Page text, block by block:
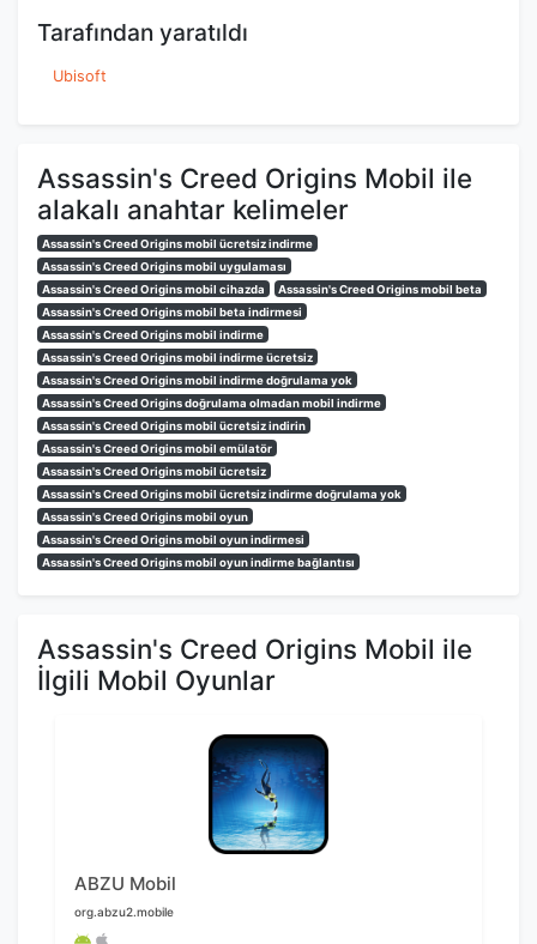
Tarafından yaratıldı
Ubisoft
Assassin's Creed Origins Mobil ile
alakalı anahtar kelimeler
Assassin's Creed Origins mobil ücretsiz indirme
Assassin's Creed Origins mobil uygulaması
Assassin's Creed Origins mobil cihazda
Assassin's Creed Origins mobil beta
Assassin's Creed Origins mobil beta indirmesi
Assassin's Creed Origins mobil indirme
Assassin's Creed Origins mobil indirme ücretsiz
Assassin's Creed Origins mobil indirme doğrulama yok
Assassin's Creed Origins doğrulama olmadan mobil indirme
Assassin's Creed Origins mobil ücretsiz indirin
Assassin's Creed Origins mobil emülatör
Assassin's Creed Origins mobil ücretsiz
Assassin's Creed Origins mobil ücretsiz indirme doğrulama yok
Assassin's Creed Origins mobil oyun
Assassin's Creed Origins mobil oyun indirmesi
Assassin's Creed Origins mobil oyun indirme bağlantısı
Assassin's Creed Origins Mobil ile
İlgili Mobil Oyunlar
ABZU Mobil
org.abzu2.mobile